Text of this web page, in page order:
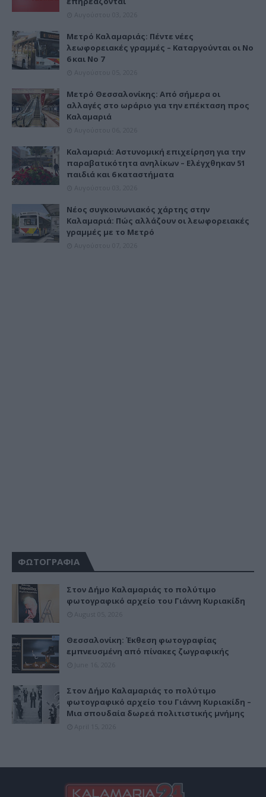
Μετρό Καλαμαριάς: Πέντε νέες
λεωφορειακές γραμμές – Καταργούνται οι Νο
6 και Νο 7
Μετρό Θεσσαλονίκης: Από σήμερα οι
αλλαγές στο ωράριο για την επέκταση προς
Καλαμαριά
Καλαμαριά: Αστυνομική επιχείρηση για την
παραβατικότητα ανηλίκων – Ελέγχθηκαν 51
παιδιά και 6 καταστήματα
Νέος συγκοινωνιακός χάρτης στην
Καλαμαριά: Πώς αλλάζουν οι λεωφορειακές
γραμμές με το Μετρό
ΦΩΤΟΓΡΑΦΙΑ
Στον Δήμο Καλαμαριάς το πολύτιμο
φωτογραφικό αρχείο του Γιάννη Κυριακίδη
Θεσσαλονίκη: Έκθεση φωτογραφίας
εμπνευσμένη από πίνακες ζωγραφικής
Στον Δήμο Καλαμαριάς το πολύτιμο
φωτογραφικό αρχείο του Γιάννη Κυριακίδη –
Μια σπουδαία δωρεά πολιτιστικής μνήμης